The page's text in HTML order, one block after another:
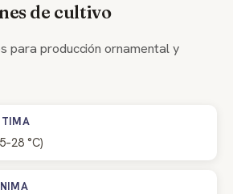
de cultivo
para producción ornamental y
°C)